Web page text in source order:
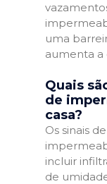
uma
aumenta a
Quais
de
casa?
Os sinais
incluir
de